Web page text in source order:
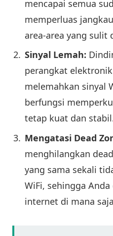
mencapai semua
memperluas
area-area yang sulit
Sinyal Lemah:
perangkat
melemahkan sinyal
berfungsi
tetap kuat dan
Mengatasi Dead
menghilangkan
yang sama sekali
WiFi, sehingga
internet di mana